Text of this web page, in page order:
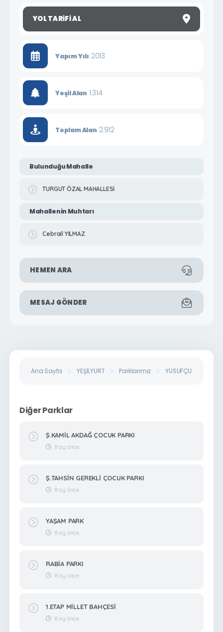
YOL TARIFI AL
Yapım Yılı 2013
Yeşil Alan 1.314
Toplam Alan 2.912
Bulunduğu Mahalle
TURGUT ÖZAL MAHALLESİ
Mahallenin Muhtarı
Cebrail YILMAZ
HEMEN ARA
MESAJ GÖNDER
Ana Sayfa YEŞİLYURT Parklarımız YUSUFÇUK ÇOCUK
Diğer Parklar
Ş.KAMİL AKDAĞ ÇOCUK PARKI
8 ay önce
Ş.TAHSİN GEREKLİ ÇOCUK PARKI
8 ay önce
YAŞAM PARK
8 ay önce
RABİA PARKI
8 ay önce
1.ETAP MİLLET BAHÇESİ
8 ay önce